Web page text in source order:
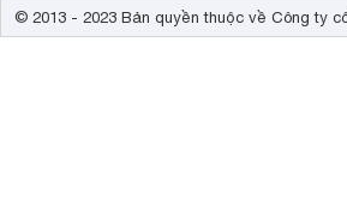
© 2013 - 2023 Bản quyền thuộc về Công ty